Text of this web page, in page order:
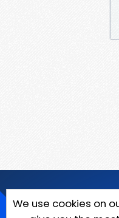
We use cookies on